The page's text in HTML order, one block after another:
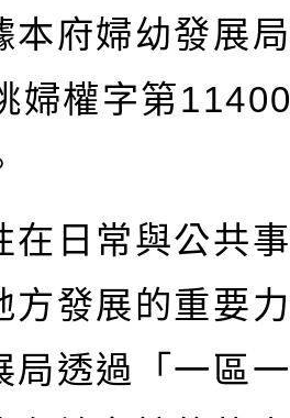
本府婦幼發展
婦權字第
在日常與公共
方發展的重要
局透過「一區